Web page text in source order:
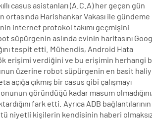
casus asistanları (A.C.A) her geçen gün
ortasında Harishankar Vakası ile gündeme
internet protokol takımı geçmişini
süpürgenin aslında evinin haritasını
tespit etti. Mühendis, Android Hata
erişimi verdiğini ve bu erişimin herhangi
üzerine robot süpürgenin en basit
çıkmış bir casus gibi çalışmayı
göründüğü kadar masum olmadığını,
fark etti. Ayrıca ADB bağlantılarının
niyetli kişilerin kendisinin haberi